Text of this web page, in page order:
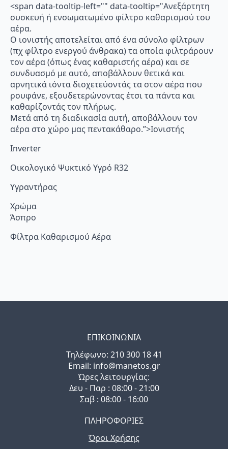
<span data-tooltip-left="" data-tooltip="Ανεξάρτητη
συσκευή ή ενσωματωμένο φίλτρο καθαρισμού του
αέρα.
Ο ιονιστής αποτελείται από ένα σύνολο φίλτρων
(πχ φίλτρο ενεργού άνθρακα) τα οποία φιλτράρουν
τον αέρα (όπως ένας καθαριστής αέρα) και σε
συνδυασμό με αυτό, αποβάλλουν θετικά και
αρνητικά ιόντα διοχετεύοντάς τα στον αέρα που
ρουφάνε, εξουδετερώνοντας έτσι τα πάντα και
καθαρίζοντάς τον πλήρως.
Μετά από τη διαδικασία αυτή, αποβάλλουν τον
αέρα στο χώρο μας πεντακάθαρο.”>Ιονιστής
Inverter
Οικολογικό Ψυκτικό Υγρό R32
Υγραντήρας
Χρώμα
Άσπρο
Φίλτρα Καθαρισμού Αέρα
ΕΠΙΚΟΙΝΩΝΙΑ
Τηλέφωνo: 210 300 18 41
Email: info@manetos.gr
Ώρες λειτουργίας:
Δευ - Παρ : 08:00 - 21:00
Σαβ : 08:00 - 16:00
ΠΛΗΡΟΦΟΡΙΕΣ
Όροι Χρήσης